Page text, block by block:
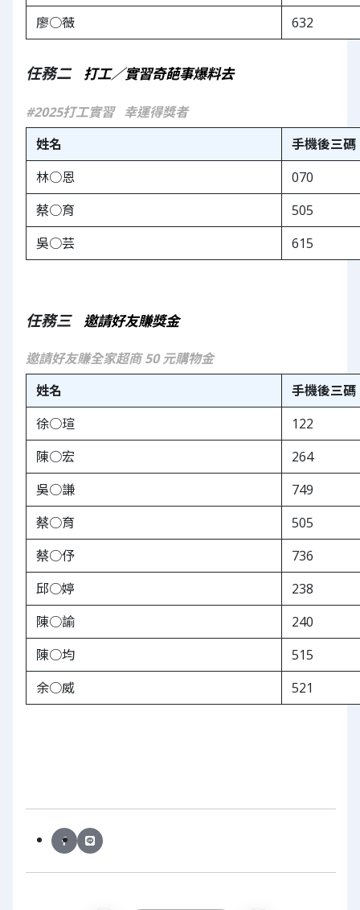
廖○薇
632
任務二 打工／實習奇葩事爆料去
#2025打工實習 幸運得獎者
姓名
手機後三碼
林○恩
070
蔡○育
505
吳○芸
615
任務三 邀請好友賺獎金
邀請好友賺全家超商 50 元購物金
姓名
手機後三碼
徐○瑄
122
陳○宏
264
吳○謙
749
蔡○育
505
蔡○伃
736
邱○婷
238
陳○諭
240
陳○均
515
余○威
521